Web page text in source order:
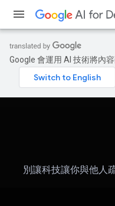
Google 會運用 AI 技術將內
別讓科技讓你與他人